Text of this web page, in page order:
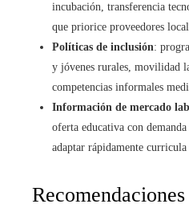
incubación, transferencia
que priorice proveedores
Políticas de inclusión:
y jóvenes rurales, movilidad
competencias informales
Información de mercado
oferta educativa con
adaptar rápidamente